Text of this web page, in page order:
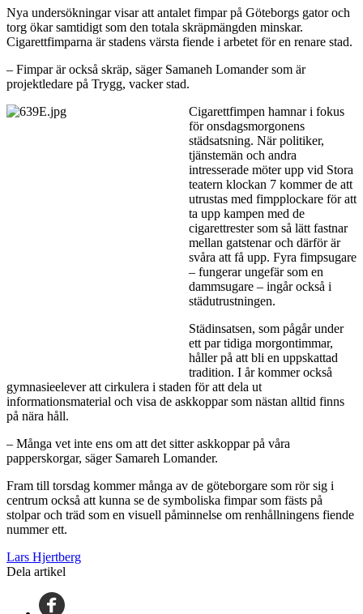
Nya undersökningar visar att antalet fimpar på Göteborgs gator och
torg ökar samtidigt som den totala skräpmängden minskar.
Cigarettfimparna är stadens värsta fiende i arbetet för en renare stad.
– Fimpar är också skräp, säger Samaneh Lomander som är
projektledare på Trygg, vacker stad.
Cigarettfimpen hamnar i fokus
för onsdagsmorgonens
städsatsning. När politiker,
tjänstemän och andra
intresserade möter upp vid Stora
teatern klockan 7 kommer de att
utrustas med fimpplockare för att
ta upp kampen med de
cigarettrester som så lätt fastnar
mellan gatstenar och därför är
svåra att få upp. Fyra fimpsugare
– fungerar ungefär som en
dammsugare – ingår också i
städutrustningen.
Städinsatsen, som pågår under
ett par tidiga morgontimmar,
håller på att bli en uppskattad
tradition. I år kommer också
gymnasieelever att cirkulera i staden för att dela ut
informationsmaterial och visa de askkoppar som nästan alltid finns
på nära håll.
– Många vet inte ens om att det sitter askkoppar på våra
papperskorgar, säger Samareh Lomander.
Fram till torsdag kommer många av de göteborgare som rör sig i
centrum också att kunna se de symboliska fimpar som fästs på
stolpar och träd som en visuell påminnelse om renhållningens fiende
nummer ett.
Lars Hjertberg
Dela artikel